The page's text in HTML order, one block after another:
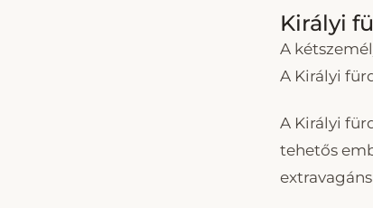
Királyi
A
A Királyi
A Királyi
tehetős